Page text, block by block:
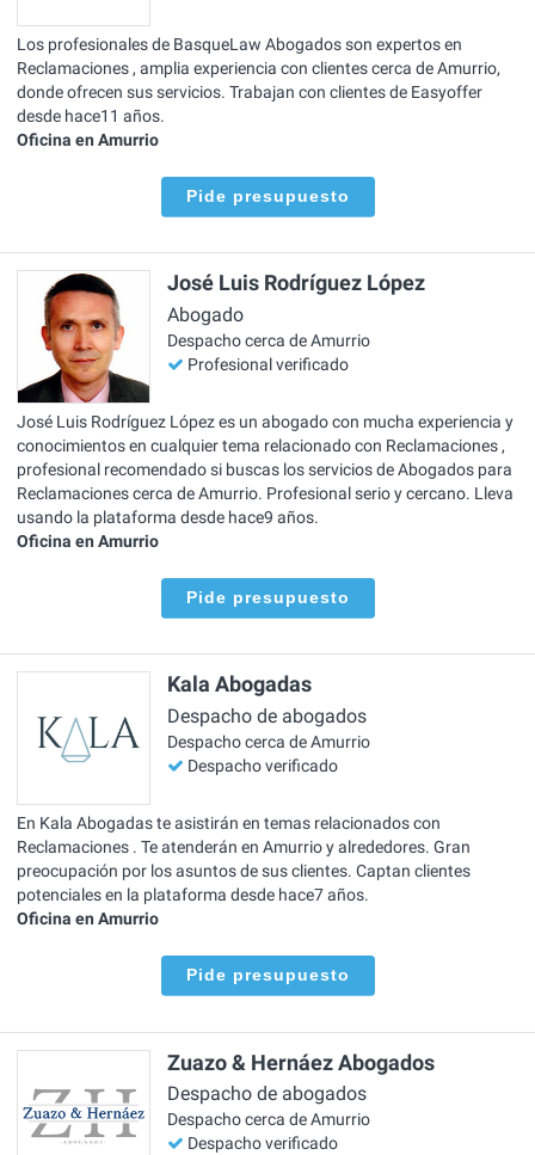
Los profesionales de BasqueLaw Abogados son expertos en
Reclamaciones , amplia experiencia con clientes cerca de Amurrio,
donde ofrecen sus servicios. Trabajan con clientes de Easyoffer
desde hace11 años.
Oficina en Amurrio
Pide presupuesto
José Luis Rodríguez López
Abogado
Despacho cerca de Amurrio
Profesional verificado
José Luis Rodríguez López es un abogado con mucha experiencia y
conocimientos en cualquier tema relacionado con Reclamaciones ,
profesional recomendado si buscas los servicios de Abogados para
Reclamaciones cerca de Amurrio. Profesional serio y cercano. Lleva
usando la plataforma desde hace9 años.
Oficina en Amurrio
Pide presupuesto
Kala Abogadas
Despacho de abogados
Despacho cerca de Amurrio
Despacho verificado
En Kala Abogadas te asistirán en temas relacionados con
Reclamaciones . Te atenderán en Amurrio y alrededores. Gran
preocupación por los asuntos de sus clientes. Captan clientes
potenciales en la plataforma desde hace7 años.
Oficina en Amurrio
Pide presupuesto
Zuazo & Hernáez Abogados
Despacho de abogados
Despacho cerca de Amurrio
Despacho verificado